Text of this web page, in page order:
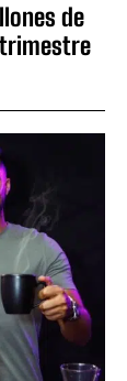
de